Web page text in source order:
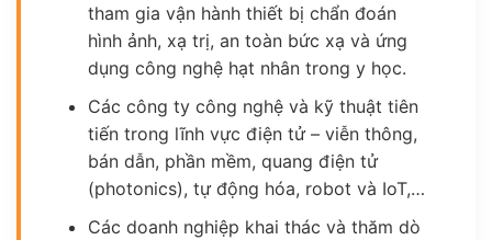
tham gia vận hành thiết bị chẩn đoán
hình ảnh, xạ trị, an toàn bức xạ và ứng
dụng công nghệ hạt nhân trong y học.
Các công ty công nghệ và kỹ thuật tiên
tiến trong lĩnh vực điện tử – viễn thông,
bán dẫn, phần mềm, quang điện tử
(photonics), tự động hóa, robot và IoT,…
Các doanh nghiệp khai thác và thăm dò